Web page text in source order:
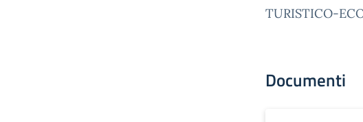
TURISTICO-
Documenti